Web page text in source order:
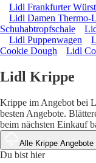
Lidl Frankfurter
Lidl Damen Thermo-
Schuhabtropfschale
Lidl Puppenwagen
Cookie Dough
Lidl
Lidl Krippe
Krippe im Angebot bei
besten Angebote.
beim nächsten Einkauf
Alle Krippe Angebote
Du bist hier